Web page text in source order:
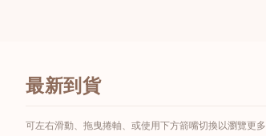
最新到貨
可左右滑動、拖曳捲軸、或使用下方箭嘴切換以瀏覽更多